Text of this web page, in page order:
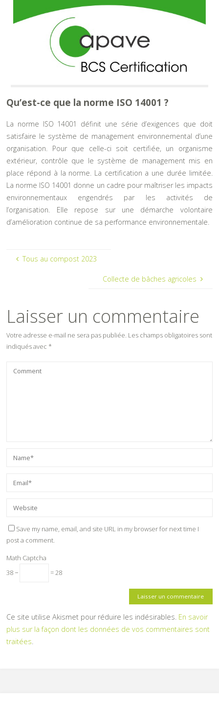
Qu’est-ce que la norme ISO 14001 ?
La norme ISO 14001
définit une série d’exigences que doit
satisfaire le système de management environnemental d’une
organisation. Pour que celle-ci soit certifiée, un organisme
extérieur, contrôle que le système de management mis en
place répond à la norme. La certification a une durée limitée.
La norme ISO 14001 donne un cadre pour maîtriser les impacts
environnementaux engendrés par les activités de
l’organisation. Elle repose sur une démarche volontaire
d’amélioration continue de sa performance environnementale.
Tous au compost 2023
Collecte de bâches agricoles
Laisser un commentaire
Votre adresse e-mail ne sera pas publiée. Les champs obligatoires sont
indiqués avec*
Save my name, email, and site URL in my browser for next time I
post a comment.
Math Captcha
38 −
= 28
Ce site utilise Akismet pour réduire les indésirables. En savoir
plus sur la façon dont les données de vos commentaires sont
traitées